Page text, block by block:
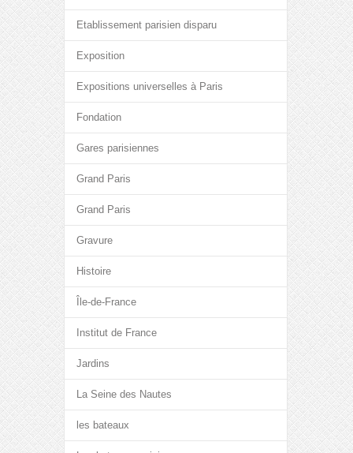
Etablissement parisien disparu
Exposition
Expositions universelles à Paris
Fondation
Gares parisiennes
Grand Paris
Grand Paris
Gravure
Histoire
Île-de-France
Institut de France
Jardins
La Seine des Nautes
les bateaux